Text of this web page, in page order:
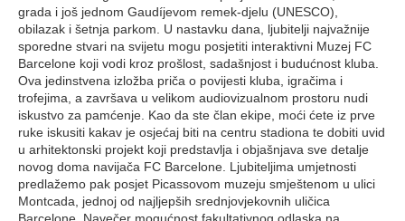
grada i još jednom Gaudíjevom remek-djelu (UNESCO),
obilazak i šetnja parkom. U nastavku dana, ljubitelji najvažnije
sporedne stvari na svijetu mogu posjetiti interaktivni Muzej FC
Barcelone koji vodi kroz prošlost, sadašnjost i budućnost kluba.
Ova jedinstvena izložba priča o povijesti kluba, igračima i
trofejima, a završava u velikom audiovizualnom prostoru nudi
iskustvo za pamćenje. Kao da ste član ekipe, moći ćete iz prve
ruke iskusiti kakav je osjećaj biti na centru stadiona te dobiti uvid
u arhitektonski projekt koji predstavlja i objašnjava sve detalje
novog doma navijača FC Barcelone. Ljubiteljima umjetnosti
predlažemo pak posjet Picassovom muzeju smještenom u ulici
Montcada, jednoj od najljepših srednjovjekovnih uličica
Barcelone. Navečer mogućnost fakultativnog odlaska na